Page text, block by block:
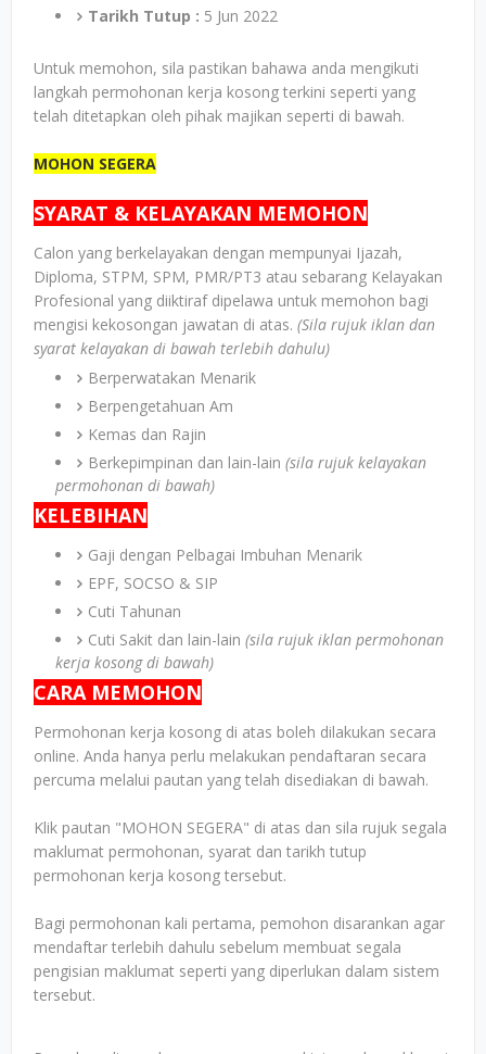
Tarikh Tutup : 5 Jun 2022
Untuk memohon, sila pastikan bahawa anda mengikuti
langkah permohonan kerja kosong terkini seperti yang
telah ditetapkan oleh pihak majikan seperti di bawah.
MOHON SEGERA
SYARAT & KELAYAKAN MEMOHON
Calon yang berkelayakan dengan mempunyai Ijazah,
Diploma, STPM, SPM, PMR/PT3 atau sebarang Kelayakan
Profesional yang diiktiraf dipelawa untuk memohon bagi
mengisi kekosongan jawatan di atas. (Sila rujuk iklan dan
syarat kelayakan di bawah terlebih dahulu)
Berperwatakan Menarik
Berpengetahuan Am
Kemas dan Rajin
Berkepimpinan dan lain-lain (sila rujuk kelayakan
permohonan di bawah)
KELEBIHAN
Gaji dengan Pelbagai Imbuhan Menarik
EPF, SOCSO & SIP
Cuti Tahunan
Cuti Sakit dan lain-lain (sila rujuk iklan permohonan
kerja kosong di bawah)
CARA MEMOHON
Permohonan kerja kosong di atas boleh dilakukan secara
online. Anda hanya perlu melakukan pendaftaran secara
percuma melalui pautan yang telah disediakan di bawah.
Klik pautan "MOHON SEGERA" di atas dan sila rujuk segala
maklumat permohonan, syarat dan tarikh tutup
permohonan kerja kosong tersebut.
Bagi permohonan kali pertama, pemohon disarankan agar
mendaftar terlebih dahulu sebelum membuat segala
pengisian maklumat seperti yang diperlukan dalam sistem
tersebut.